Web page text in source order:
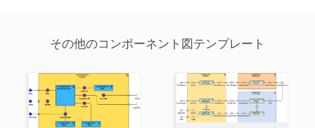
その他のコンポーネント図テンプレート